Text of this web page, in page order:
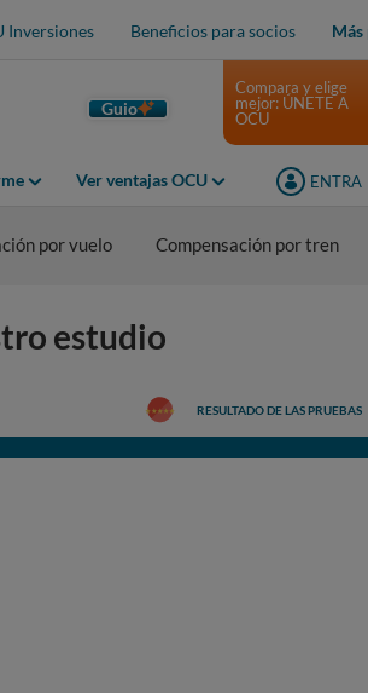
Inversiones Beneficios para socios Más
Guio
Ver ventajas OCU ENTRA
Compara y elige
mejor: ÚNETE A
OCU
por vuelo Compensación por tren
estudio
RESULTADO DE LAS PRUEBAS